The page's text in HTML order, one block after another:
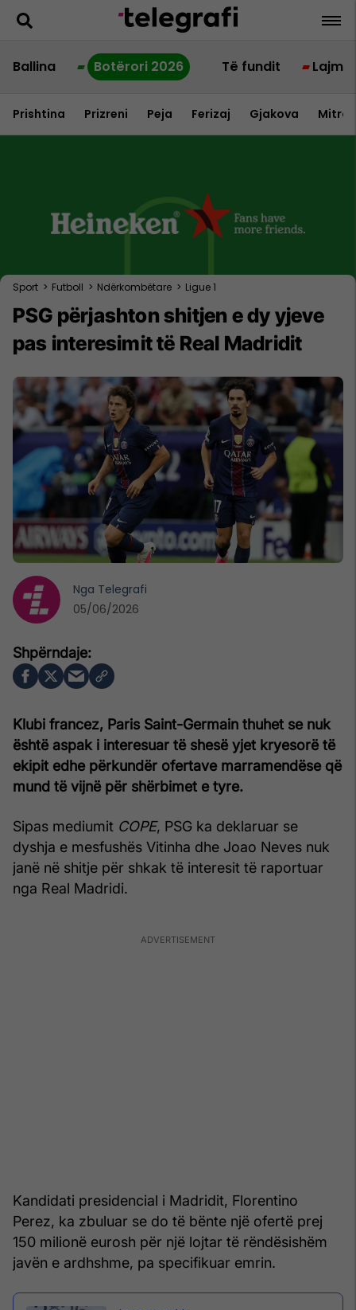
Ballina Botërori 2026 Të fundit Lajme
Prishtina Prizreni Peja Ferizaj Gjakova
Sport > Futboll > Ndërkombëtare > Ligue 1
PSG përjashton shitjen e dy yjeve
pas interesimit të Real Madridit
Klubi francez, Paris Saint-Germain thuhet se nuk
është aspak i interesuar të shesë yjet kryesorë të
ekipit edhe përkundër ofertave marramendëse që
mund të vijnë për shërbimet e tyre.
Sipas mediumit COPE, PSG ka deklaruar se
dyshja e mesfushës Vitinha dhe Joao Neves nuk
janë në shitje për shkak të interesit të raportuar
nga Real Madridi.
Kandidati presidencial i Madridit, Florentino
Perez, ka zbuluar se do të bënte një ofertë prej
150 milionë eurosh për një lojtar të rëndësishëm
javën e ardhshme, pa specifikuar emrin.
Nga Telegrafi
05/06/2026